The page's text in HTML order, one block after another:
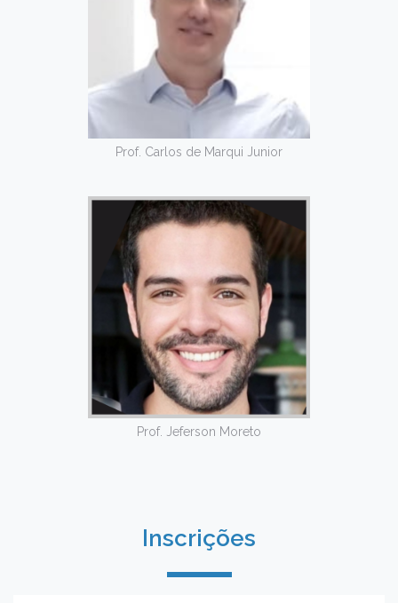
Prof. Carlos de Marqui Junior
Prof. Jeferson Moreto
Inscrições